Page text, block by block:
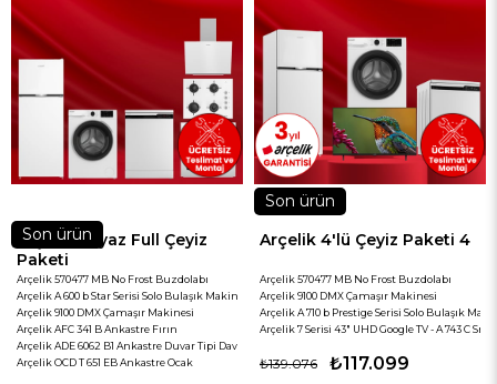
Çeyiz
Buzdolabı
Solo Bulaşık Makinesi
Makinesi
Fırın
Duvar Tipi Davlumbaz
Ocak
Arçelik 4'lü Çeyiz Paketi 4
Arçelik 570477 MB No Frost Buzdolabı
Arçelik 9100 DMX Çamaşır Makinesi
Arçelik A 710 b Prestige Serisi Solo Bulaşık Makinesi
Arçelik 7 Serisi 43" UHD Google TV - A 743 C Smart TV
₺117.099
₺139.076
Arçelik Beyaz
Arçelik 270475 EB No
Arçelik 9120 DMX
Arçelik 6444 Bulaşık
Son ürün